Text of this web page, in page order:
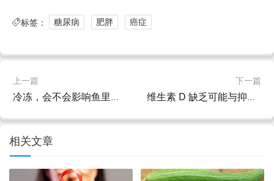
标签： 糖尿病 肥胖 癌症
上一篇
冷冻，会不会影响鱼里的DHA和EPA？
下一篇
维生素 D 缺乏可能与抑郁症相关
相关文章